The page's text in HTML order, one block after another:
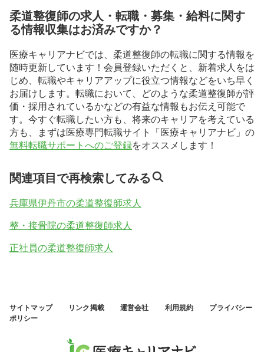
柔道整復師の求人・転職・募集・給料に関す
る情報収集はお済みですか？
医療キャリアナビでは、柔道整復師の転職に関する情報を
随時更新しています！会員登録いただくと、新着求人をは
じめ、転職やキャリアアップに役立つ情報などをいち早く
お届けします。転職において、どのような柔道整復師が評
価・採用されているかなどの有益な情報もお伝え可能で
す。今すぐ転職したい方も、将来のキャリアを考えている
方も、まずは医療専門転職サイト「医療キャリアナビ」の
無料転職サポートへのご登録をオススメします！
関連項目で再検索してみる
兵庫県伊丹市の柔道整復師求人
整・接骨院の柔道整復師求人
正社員の柔道整復師求人
サイトマップ リンク掲載 運営会社 利用規約
プライバシー
ポリシー